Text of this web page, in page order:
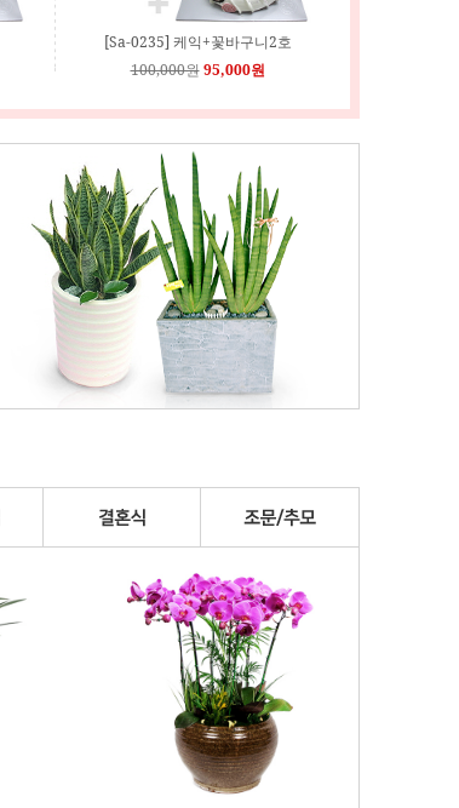
[Sa-0235] 케익+꽃바구니2호
100,000원 95,000원